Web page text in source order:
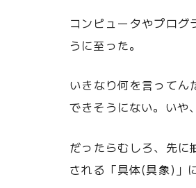
コンピュータやプロ
うに至った。
いきなり何を言って
できそうにない。いや
だったらむしろ、先に
される「具体(具象)」